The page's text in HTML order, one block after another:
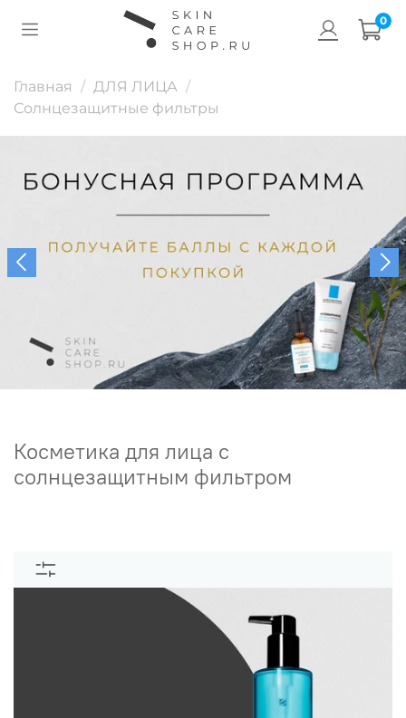
0
Главная
ДЛЯ ЛИЦА
Солнцезащитные фильтры
Косметика для лица с
солнцезащитным фильтром